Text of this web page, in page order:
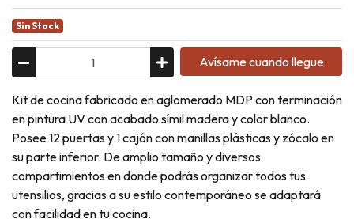
Sin Stock
Avísame cuando llegue
Kit de cocina fabricado en aglomerado MDP con terminación
en pintura UV con acabado símil madera y color blanco.
Posee 12 puertas y 1 cajón con manillas plásticas y zócalo en
su parte inferior. De amplio tamaño y diversos
compartimientos en donde podrás organizar todos tus
utensilios, gracias a su estilo contemporáneo se adaptará
con facilidad en tu cocina.